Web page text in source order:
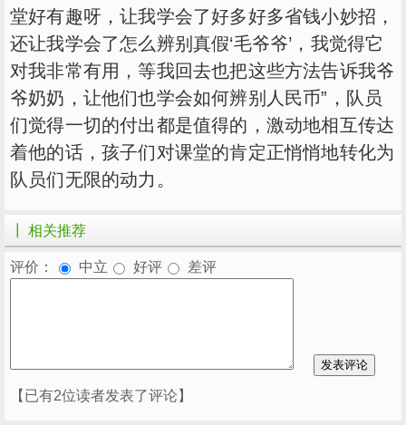
堂好有趣呀，让我学会了好多好多省钱小妙招，
还让我学会了怎么辨别真假‘毛爷爷’，我觉得它
对我非常有用，等我回去也把这些方法告诉我爷
爷奶奶，让他们也学会如何辨别人民币”，队员
们觉得一切的付出都是值得的，激动地相互传达
着他的话，孩子们对课堂的肯定正悄悄地转化为
队员们无限的动力。
┃ 相关推荐
评价： 中立 好评 差评
【已有2位读者发表了评论】